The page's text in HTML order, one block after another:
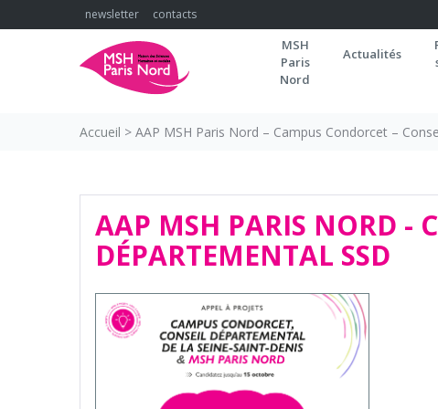
to
newsletter contacts
MSH
Paris
Nord
Actualités
Accueil > AAP MSH Paris Nord – Campus Condorcet –
AAP MSH PARIS NORD -
DÉPARTEMENTAL SSD